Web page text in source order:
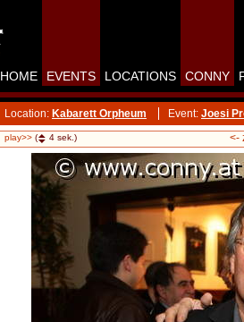
HOME EVENTS LOCATIONS CONNY
Location: Kabarett Orpheum Event: Joesi
play>> ( 4 sek.) <-